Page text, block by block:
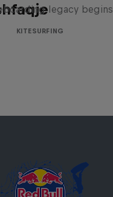
legacy begins
KITESURFING